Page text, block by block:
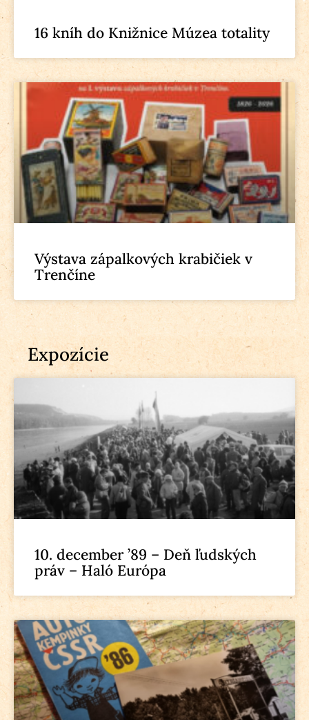
16 kníh do Knižnice Múzea totality
Výstava zápalkových krabičiek v
Trenčíne
Expozície
10. december ’89 – Deň ľudských
práv – Haló Európa